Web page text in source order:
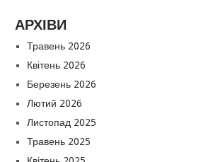
АРХІВИ
Травень 2026
Квітень 2026
Березень 2026
Лютий 2026
Листопад 2025
Травень 2025